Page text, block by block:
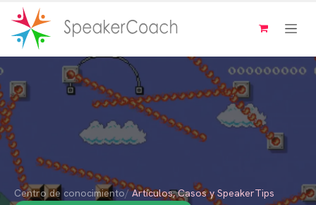
Ir al contenido
Centro de conocimiento/ Artículos, Casos y SpeakerTips